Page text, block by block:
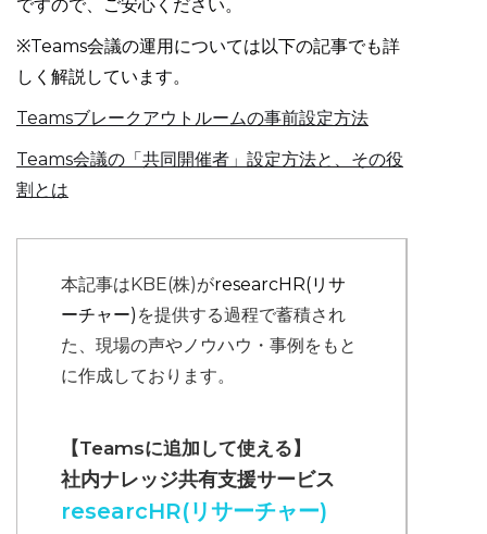
ですので、ご安心ください。
※Teams会議の運用については以下の記事でも詳
しく解説しています。
Teamsブレークアウトルームの事前設定方法
Teams会議の「共同開催者」設定方法と、その役
割とは
本記事はKBE(株)がresearcHR(リサ
ーチャー) を提供する過程で蓄積され
た、現場の声やノウハウ・事例をもと
に作成しております。
【Teamsに追加して使える】
社内ナレッジ共有支援サービス
researcHR(リサーチャー)